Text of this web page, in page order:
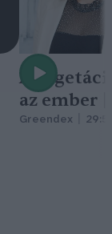
A
az ember
Greendex